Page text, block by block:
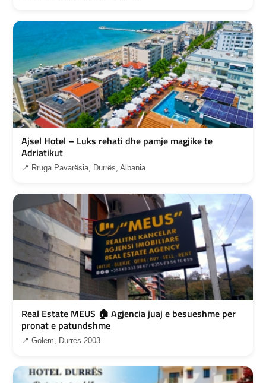
Ajsel Hotel – Luks rehati dhe pamje magjike te
Adriatikut
📍 Rruga Pavarësia, Durrës, Albania
Real Estate MEUS 🏠 Agjencia juaj e besueshme per
pronat e patundshme
📍 Golem, Durrës 2003